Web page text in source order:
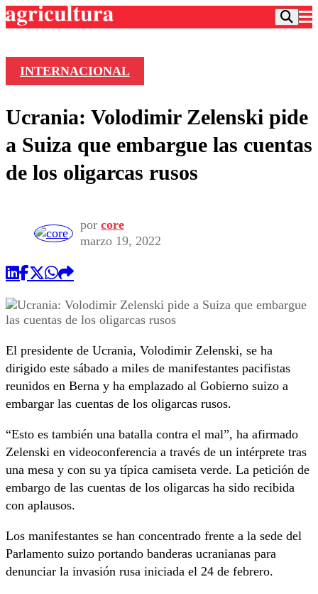
Frecuencias
Agricultura TV
Deportes
Colo Colo
Seleccion Chilena
Universidad de Chile
Entretención
Economía
Sustentabilidad
Publicaciones en medios
Opinión
INTERNACIONAL
Ucrania: Volodimir Zelenski pide
a Suiza que embargue las cuentas
de los oligarcas rusos
por core
marzo 19, 2022
El presidente de Ucrania, Volodimir Zelenski, se ha
dirigido este sábado a miles de manifestantes pacifistas
reunidos en Berna y ha emplazado al Gobierno suizo a
embargar las cuentas de los oligarcas rusos.
“Esto es también una batalla contra el mal”, ha afirmado
Zelenski en videoconferencia a través de un intérprete tras
una mesa y con su ya típica camiseta verde. La petición de
embargo de las cuentas de los oligarcas ha sido recibida
con aplausos.
Los manifestantes se han concentrado frente a la sede del
Parlamento suizo portando banderas ucranianas para
denunciar la invasión rusa iniciada el 24 de febrero.